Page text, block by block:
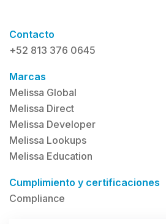
Contacto
+52 813 376 0645
Marcas
Melissa Global
Melissa Direct
Melissa Developer
Melissa Lookups
Melissa Education
Cumplimiento y certificaciones
Compliance